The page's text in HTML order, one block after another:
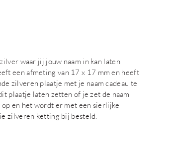
waar jij jouw naam in kan laten
een afmeting van 17 x 17 mm en heeft
zilveren plaatje met je naam cadeau te
plaatje laten zetten of je zet de naam
en het wordt er met een sierlijke
zilveren ketting bij besteld.